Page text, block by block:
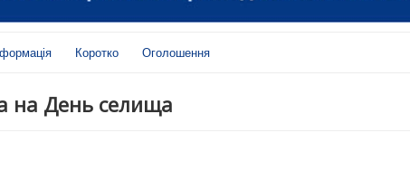
Коротко Оголошення
на День селища